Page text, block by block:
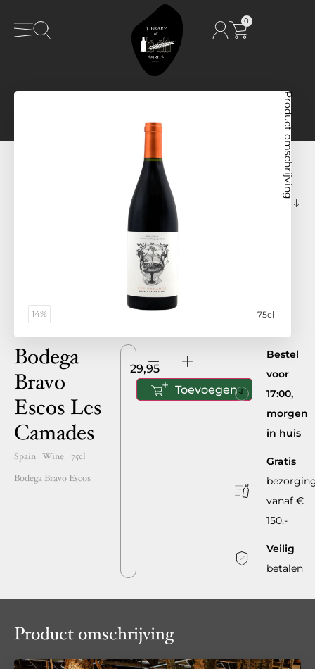
0
14% 75cl
Product omschrijving
Bodega
Bravo
Escos Les
Camades
Spain- Wine -75cl-
Bodega Bravo Escos
29,95
Toevoegen
Bestel
voor
17:00,
morgen
in huis
Gratis
vanaf €
150,-
Veilig
betalen
Product omschrijving